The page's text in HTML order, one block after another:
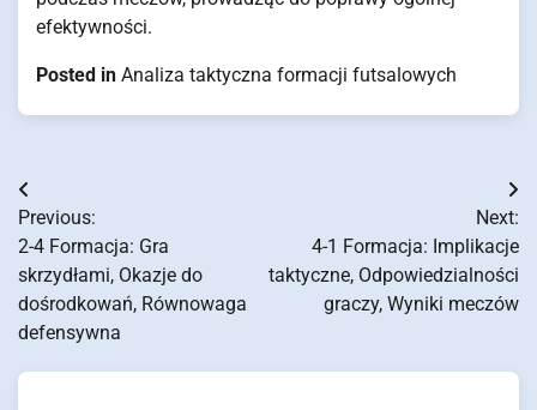
efektywności.
Posted in Analiza taktyczna formacji futsalowych
Post
navigation
Previous:
2-4 Formacja: Gra
skrzydłami, Okazje do
dośrodkowań, Równowaga
defensywna
Next:
4-1 Formacja: Implikacje
taktyczne, Odpowiedzialności
graczy, Wyniki meczów